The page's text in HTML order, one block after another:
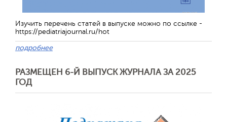
Изучить перечень статей в выпуске можно по ссылке -
https://pediatriajournal.ru/hot
подробнее
РАЗМЕЩЕН 6-Й ВЫПУСК ЖУРНАЛА ЗА 2025
ГОД